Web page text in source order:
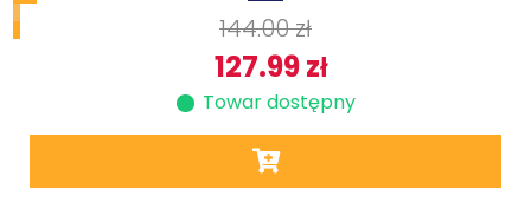
144.00zł
127.99zł
Towar dostępny